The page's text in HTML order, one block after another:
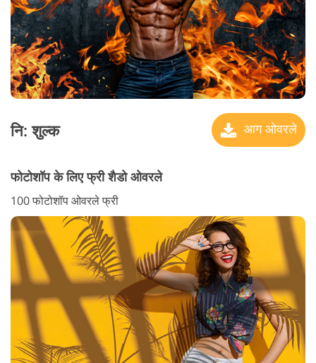
नि: शुल्क आग ओवरले
फोटोशॉप के लिए फ्री शैडो ओवरले
100 फोटोशॉप ओवरले फ्री